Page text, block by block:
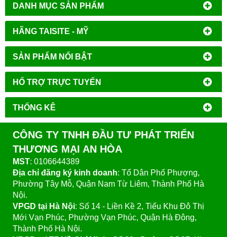
DANH MỤC SẢN PHẨM
HÃNG TAISITE - MỸ
SẢN PHẨM NỔI BẬT
HỔ TRỢ TRỰC TUYẾN
THỐNG KÊ
CÔNG TY TNHH ĐẦU TƯ PHÁT TRIỂN
THƯƠNG MẠI AN HÒA
MST: 0106644389
Địa chỉ đăng ký kinh doanh: Tổ Dân Phố Phượng,
Phường Tây Mỗ, Quận Nam Từ Liêm, Thành Phố Hà
Nội.
VPGD tại Hà Nội: Số 14 - Liền Kề 2, Tiểu Khu Đô Thị
Mới Vạn Phúc, Phường Vạn Phúc, Quận Hà Đông,
Thành Phố Hà Nội.